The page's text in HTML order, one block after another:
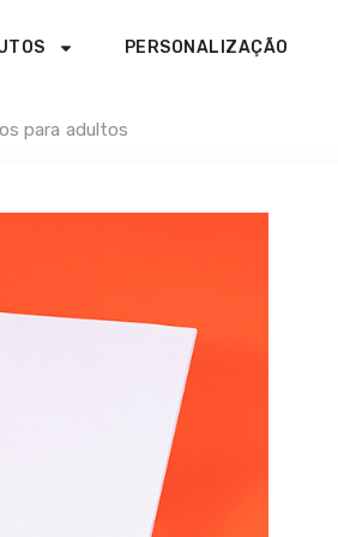
PERSONALIZAÇÃO
para adultos